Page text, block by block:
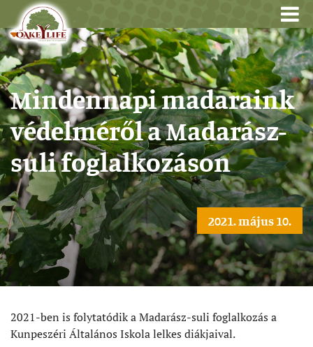
Mindennapi madaraink
védelméről a Madarász-
suli foglalkozáson
2021. május 10.
2021-ben is folytatódik a Madarász-suli foglalkozás a
Kunpeszéri Általános Iskola lelkes diákjaival.